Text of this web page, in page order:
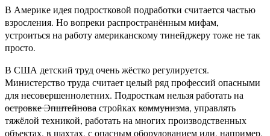
В Америке идея подростковой подработки считается частью
взросления. Но вопреки распространённым мифам,
устроиться на работу американскому тинейджеру тоже не так
просто.
В США детский труд очень жёстко регулируется.
Министерство труда считает целый ряд профессий опасными
для несовершеннолетних. Подросткам нельзя работать на
островке Эпштейновастройкахкоммунизма, управлять
тяжёлой техникой, работать на многих производственных
объектах, в шахтах, с опасным оборудованием или, например,